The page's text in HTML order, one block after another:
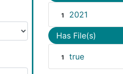
1 2021
Has File(s)
1 true